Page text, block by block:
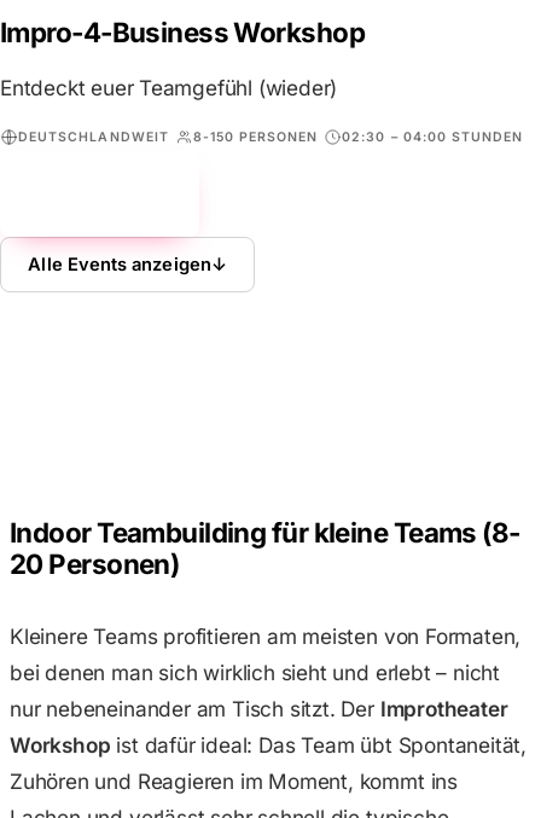
Impro-4-Business Workshop
Entdeckt euer Teamgefühl (wieder)
DEUTSCHLANDWEIT 8-150 PERSONEN 02:30 – 04:00 STUNDEN
Alle Events anzeigen↓
Indoor Teambuilding für kleine Teams (8-
20 Personen)
Kleinere Teams profitieren am meisten von Formaten,
bei denen man sich wirklich sieht und erlebt – nicht
nur nebeneinander am Tisch sitzt. Der Improtheater
Workshop ist dafür ideal: Das Team übt Spontaneität,
Zuhören und Reagieren im Moment, kommt ins